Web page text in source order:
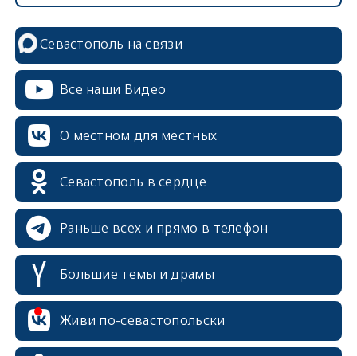
Севастополь на связи
Все наши Видео
О местном для местных
Севастополь в сердце
Раньше всех и прямо в телефон
Большие темы и драмы
Живи по-севастопольски